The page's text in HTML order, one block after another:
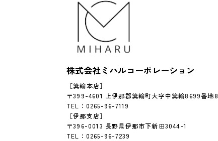
株式会社ミハルコーポレーション
［箕輪本店］
〒399-4601 上伊那郡箕輪町大字中箕輪8699番地8
TEL：0265-96-7119
［伊那支店］
〒396-0013 長野県伊那市下新田3044-1
TEL：0265-96-7239